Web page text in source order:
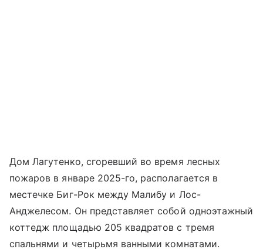
Дом Лагутенко, сгоревший во время лесных
пожаров в январе 2025-го, располагается в
местечке Биг-Рок между Малибу и Лос-
Анджелесом. Он представляет собой одноэтажный
коттедж площадью 205 квадратов с тремя
спальнями и четырьмя ванными комнатами.